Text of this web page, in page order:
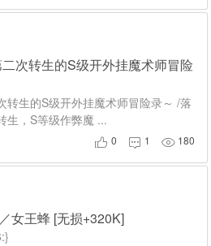
次转生的S级开外挂魔术师冒险
转生的S级开外挂魔术师冒险录～ /落
生，S等级作弊魔 ...
 0  1  180
女王蜂 [无损+320K]